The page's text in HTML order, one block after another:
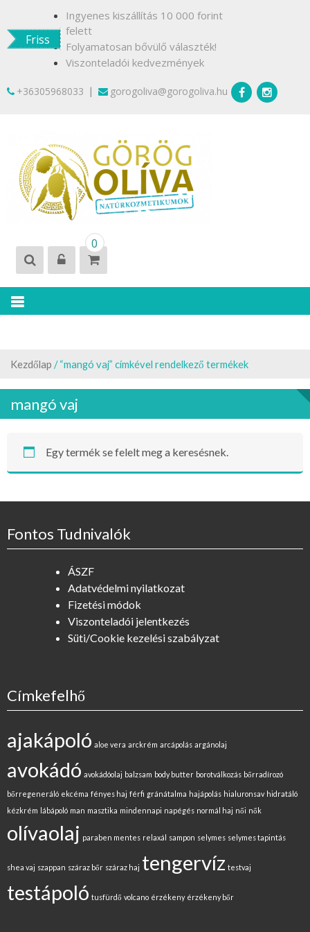
contentFriss
Ingyenes kiszállítás 10 000 forint
felett
Folyamatosan bővülő választék!
Viszonteladói kedvezmények
+36305968033 | gorogoliva@gorogoliva.hu
0
Kezdőlap / “mangó vaj” címkével rendelkező termékek
mangó vaj
Egy termék se felelt meg a keresésnek.
Fontos Tudnivalók
ÁSZF
Adatvédelmi nyilatkozat
Fizetési módok
Viszonteladói jelentkezés
Süti/Cookie kezelési szabályzat
Címkefelhő
ajakápoló aloe vera arckrém arcápolás argánolaj
avokádó avokádóolaj balzsam body butter borotválkozás bőrradírozó
bőrregeneráló ekcéma fényes haj férfi gránátalma hajápolás hialuronsav hidratáló
kézkrém lábápoló man masztika mindennapi napégés normál haj női nők
olívaolaj paraben mentes relaxál sampon selymes selymes tapintás
shea vaj szappan száraz bőr száraz haj tengervíz testvaj
testápoló tusfürdő volcano érzékeny érzékeny bőr